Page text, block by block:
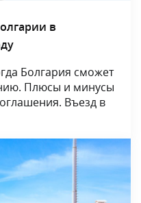
в
Болгария сможет
Плюсы и минусы
Въезд в